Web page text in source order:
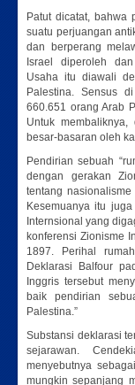
Patut dicatat, bahwa
suatu perjuangan
dan berperang
Israel diperoleh
Usaha itu diawali
Palestina. Sensus
660.651 orang Arab
Untuk
besar-basaran oleh
Pendirian sebuah
dengan gerakan
tentang
Kesemuanya itu
Internsional yang
konferensi Zionisme
1897. Perihal
Deklarasi Balfour
Inggris tersebut
baik pendirian
Palestina.”
Substansi deklarasi
sejarawan.
menyebutnya
mungkin sepanjang